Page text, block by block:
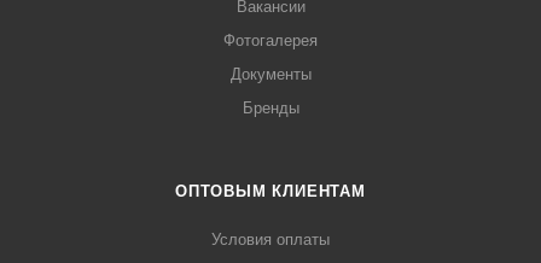
Вакансии
Фотогалерея
Документы
Бренды
ОПТОВЫМ КЛИЕНТАМ
Условия оплаты